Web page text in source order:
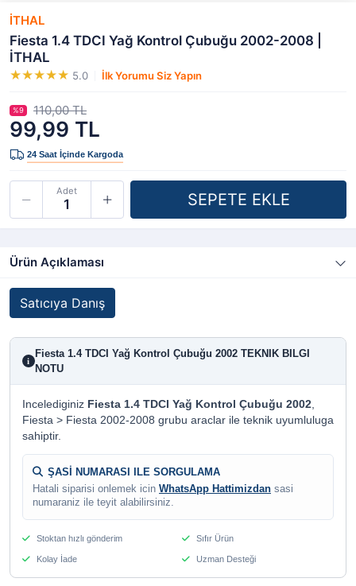
İTHAL
Fiesta 1.4 TDCI Yağ Kontrol Çubuğu 2002-2008 |
İTHAL
5.0 İlk Yorumu Siz Yapın
99,99 TL
%9 110,00 TL
Adet
Ürün Açıklaması
Satıcıya Danış
i
Fiesta 1.4 TDCI Yağ Kontrol Çubuğu 2002 TEKNIK BILGI
NOTU
Incelediginiz Fiesta 1.4 TDCI Yağ Kontrol Çubuğu 2002,
Fiesta > Fiesta 2002-2008 grubu araclar ile teknik uyumluluga
sahiptir.
ŞASİ NUMARASI ILE SORGULAMA
Hatali siparisi onlemek icin WhatsApp Hattimizdan sasi
numaraniz ile teyit alabilirsiniz.
Stoktan hızlı gönderim Sıfır Ürün
Kolay İade Uzman Desteği